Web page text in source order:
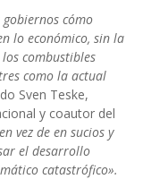
cómo
lo económico, sin la
combustibles
como la actual
Sven Teske,
y coautor del
vez de en sucios y
el desarrollo
catastrófico».